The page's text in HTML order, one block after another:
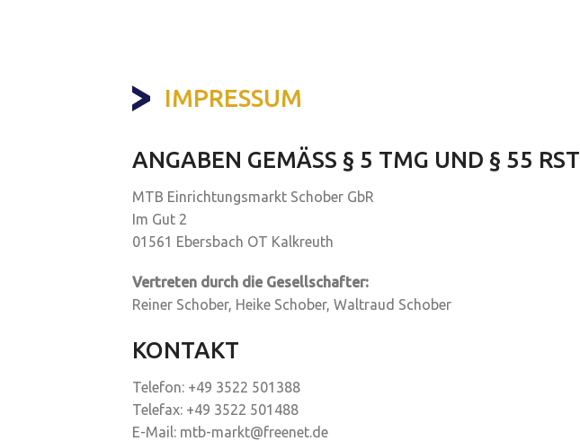
IMPRESSUM
ANGABEN GEMÄSS § 5 TMG UND § 55 RSTV
MTB Einrichtungsmarkt Schober GbR
Im Gut 2
01561 Ebersbach OT Kalkreuth
Vertreten durch die Gesellschafter:
Reiner Schober, Heike Schober, Waltraud Schober
KONTAKT
Telefon: +49 3522 501388
Telefax: +49 3522 501488
E-Mail: mtb-markt@freenet.de